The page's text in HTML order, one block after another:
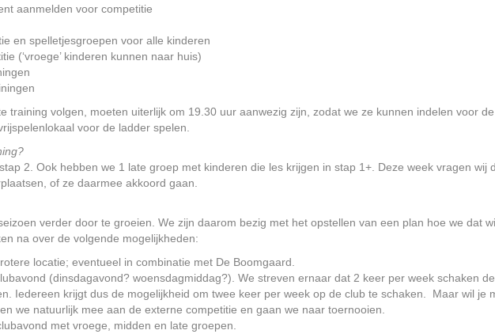
aanmelden voor competitie
en spelletjesgroepen voor alle kinderen
(‘vroege’ kinderen kunnen naar huis)
training volgen, moeten uiterlijk om 19.30 uur aanwezig zijn, zodat we ze kunnen indelen voor
voor de ladder spelen.
2. Ook hebben we 1 late groep met kinderen die les krijgen in stap 1+. Deze week vragen wij
of ze daarmee akkoord gaan.
verder door te groeien. We zijn daarom bezig met het opstellen van een plan hoe we dat
na over de volgende mogelijkheden:
locatie; eventueel in combinatie met De Boomgaard.
(dinsdagavond? woensdagmiddag?). We streven ernaar dat 2 keer per week schaken
Iedereen krijgt dus de mogelijkheid om twee keer per week op de club te schaken. Maar wil je
we natuurlijk mee aan de externe competitie en gaan we naar toernooien.
met vroege, midden en late groepen.